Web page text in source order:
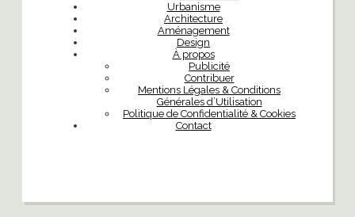
Urbanisme
Architecture
Aménagement
Design
À propos
Publicité
Contribuer
Mentions Légales & Conditions
Générales d’Utilisation
Politique de Confidentialité & Cookies
Contact